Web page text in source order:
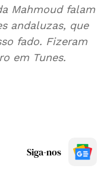
Mahmoud falam
andaluzas, que
fado. Fizeram
em Tunes.
Siga-nos